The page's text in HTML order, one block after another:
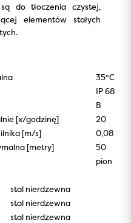
do tłoczenia czystej,
elementów stałych
35°C
IP 68
B
[x/godzinę]
20
[m/s]
0,08
[metry]
50
pion
stal nierdzewna
stal nierdzewna
stal nierdzewna